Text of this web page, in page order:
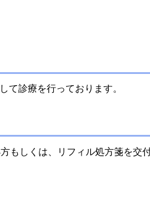
て診療を行っております。
もしくは、リフィル処方箋を交